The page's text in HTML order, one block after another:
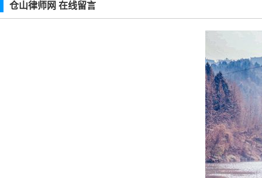
仓山律师网 在线留言